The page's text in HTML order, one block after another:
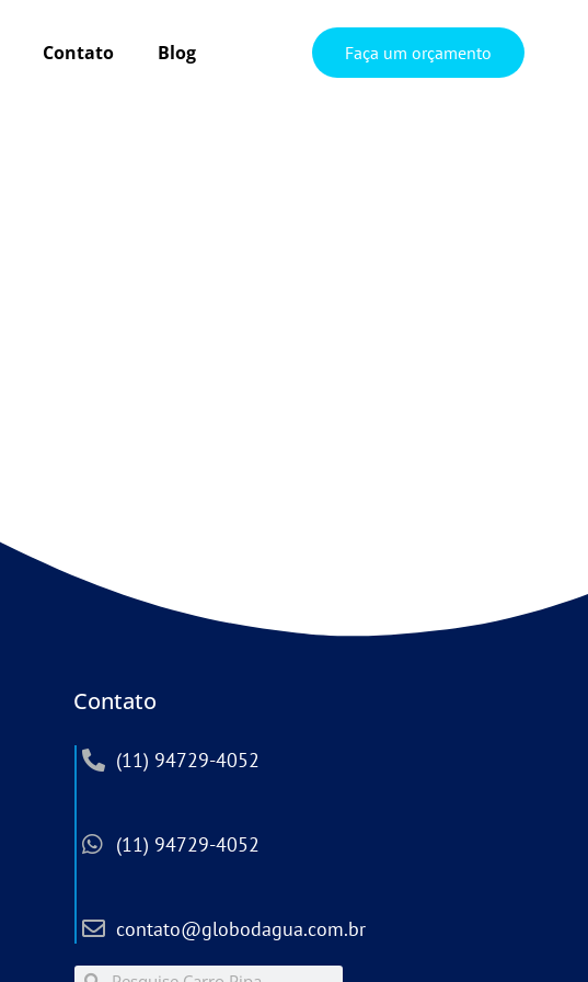
Contato Blog Faça um orçamento
Contato
(11) 94729-4052
(11) 94729-4052
contato@globodagua.com.br